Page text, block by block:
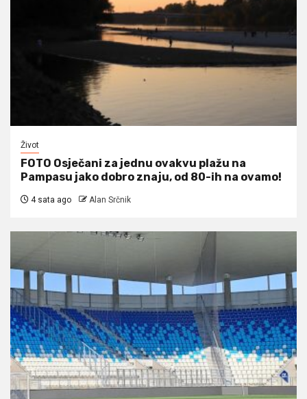
Život
FOTO Osječani za jednu ovakvu plažu na
Pampasu jako dobro znaju, od 80-ih na ovamo!
4 sata ago Alan Srčnik